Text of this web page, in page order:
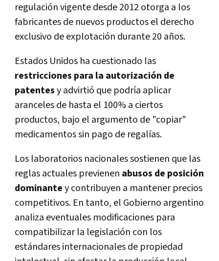
regulación vigente desde 2012 otorga a los
fabricantes de nuevos productos el derecho
exclusivo de explotación durante 20 años.
Estados Unidos ha cuestionado las
restricciones para la autorización de
patentesy advirtió que podría aplicar
aranceles de hasta el 100% a ciertos
productos, bajo el argumento de "copiar"
medicamentos sin pago de regalías.
Los laboratorios nacionales sostienen que las
reglas actuales previenen abusos de posición
dominantey contribuyen a mantener precios
competitivos. En tanto, el Gobierno argentino
analiza eventuales modificaciones para
compatibilizar la legislación con los
estándares internacionales de propiedad